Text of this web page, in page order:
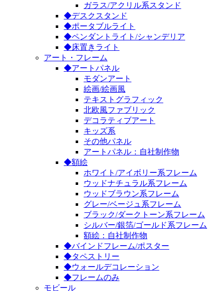
ガラス/アクリル系スタンド
◆デスクスタンド
◆ポータブルライト
◆ペンダントライト/シャンデリア
◆床置きライト
アート・フレーム
◆アートパネル
モダンアート
絵画/絵画風
テキストグラフィック
北欧風ファブリック
デコラティブアート
キッズ系
その他パネル
アートパネル：自社制作物
◆額絵
ホワイト/アイボリー系フレーム
ウッドナチュラル系フレーム
ウッドブラウン系フレーム
グレー/ベージュ系フレーム
ブラック/ダークトーン系フレーム
シルバー/銀箔/ゴールド系フレーム
額絵：自社制作物
◆バインドフレーム/ポスター
◆タペストリー
◆ウォールデコレーション
◆フレームのみ
モビール